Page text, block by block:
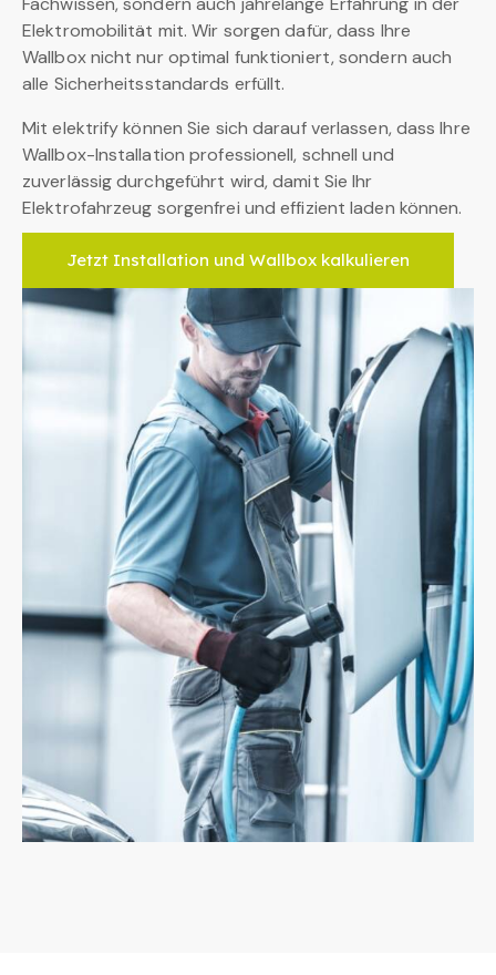
Elektromobilität mit. Wir sorgen dafür, dass Ihre
Wallbox nicht nur optimal funktioniert, sondern auch
alle Sicherheitsstandards erfüllt.
Mit elektrify können Sie sich darauf verlassen, dass Ihre
Wallbox-Installation professionell, schnell und
zuverlässig durchgeführt wird, damit Sie Ihr
Elektrofahrzeug sorgenfrei und effizient laden können.
Jetzt Installation und Wallbox kalkulieren